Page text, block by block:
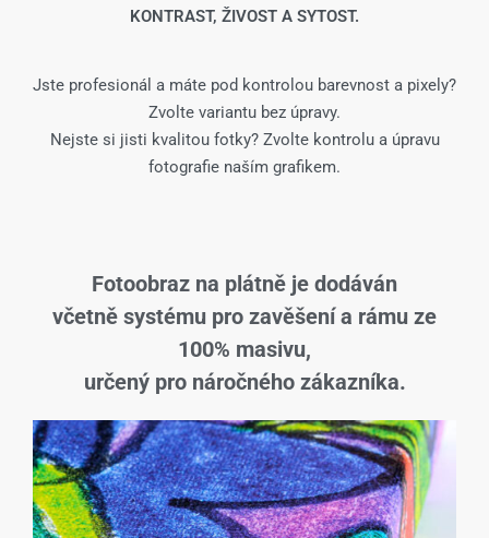
KONTRAST, ŽIVOST A SYTOST.
Jste profesionál a máte pod kontrolou barevnost a pixely?
Zvolte variantu bez úpravy.
Nejste si jisti kvalitou fotky? Zvolte kontrolu a úpravu
fotografie naším grafikem.
Fotoobraz na plátně je dodáván
včetně systému pro zavěšení a rámu ze
100% masivu,
určený pro náročného zákazníka.